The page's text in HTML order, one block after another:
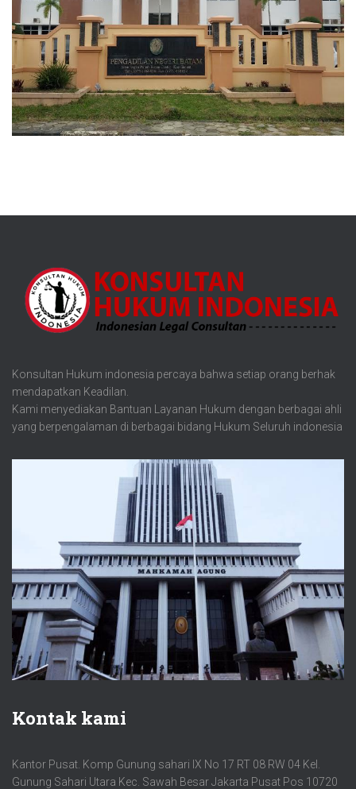
Konsultan Hukum indonesia percaya bahwa setiap orang berhak
mendapatkan Keadilan.
Kami menyediakan Bantuan Layanan Hukum dengan berbagai ahli
yang berpengalaman di berbagai bidang Hukum Seluruh indonesia
Kontak kami
Kantor Pusat. Komp Gunung sahari IX No 17 RT 08 RW 04 Kel.
Gunung Sahari Utara Kec. Sawah Besar Jakarta Pusat Pos 10720